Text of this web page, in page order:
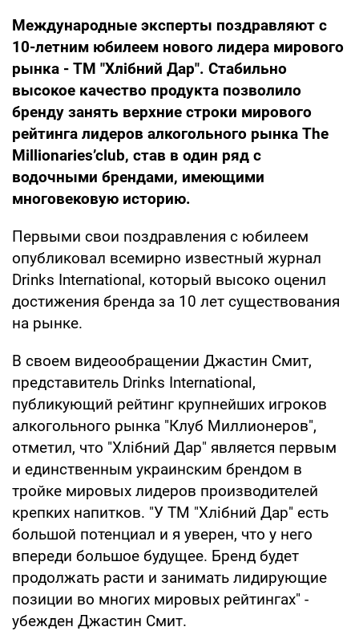
Международные эксперты поздравляют с
10-летним юбилеем нового лидера мирового
рынка - ТМ "Хлібний Дар". Стабильно
высокое качество продукта позволило
бренду занять верхние строки мирового
рейтинга лидеров алкогольного рынка The
Millionaries’club, став в один ряд с
водочными брендами, имеющими
многовековую историю.
Первыми свои поздравления с юбилеем
опубликовал всемирно известный журнал
Drinks International, который высоко оценил
достижения бренда за 10 лет существования
на рынке.
В своем видеообращении Джастин Смит,
представитель Drinks International,
публикующий рейтинг крупнейших игроков
алкогольного рынка "Клуб Миллионеров",
отметил, что "Хлібний Дар" является первым
и единственным украинским брендом в
тройке мировых лидеров производителей
крепких напитков. "У ТМ "Хлібний Дар" есть
большой потенциал и я уверен, что у него
впереди большое будущее. Бренд будет
продолжать расти и занимать лидирующие
позиции во многих мировых рейтингах" -
убежден Джастин Смит.